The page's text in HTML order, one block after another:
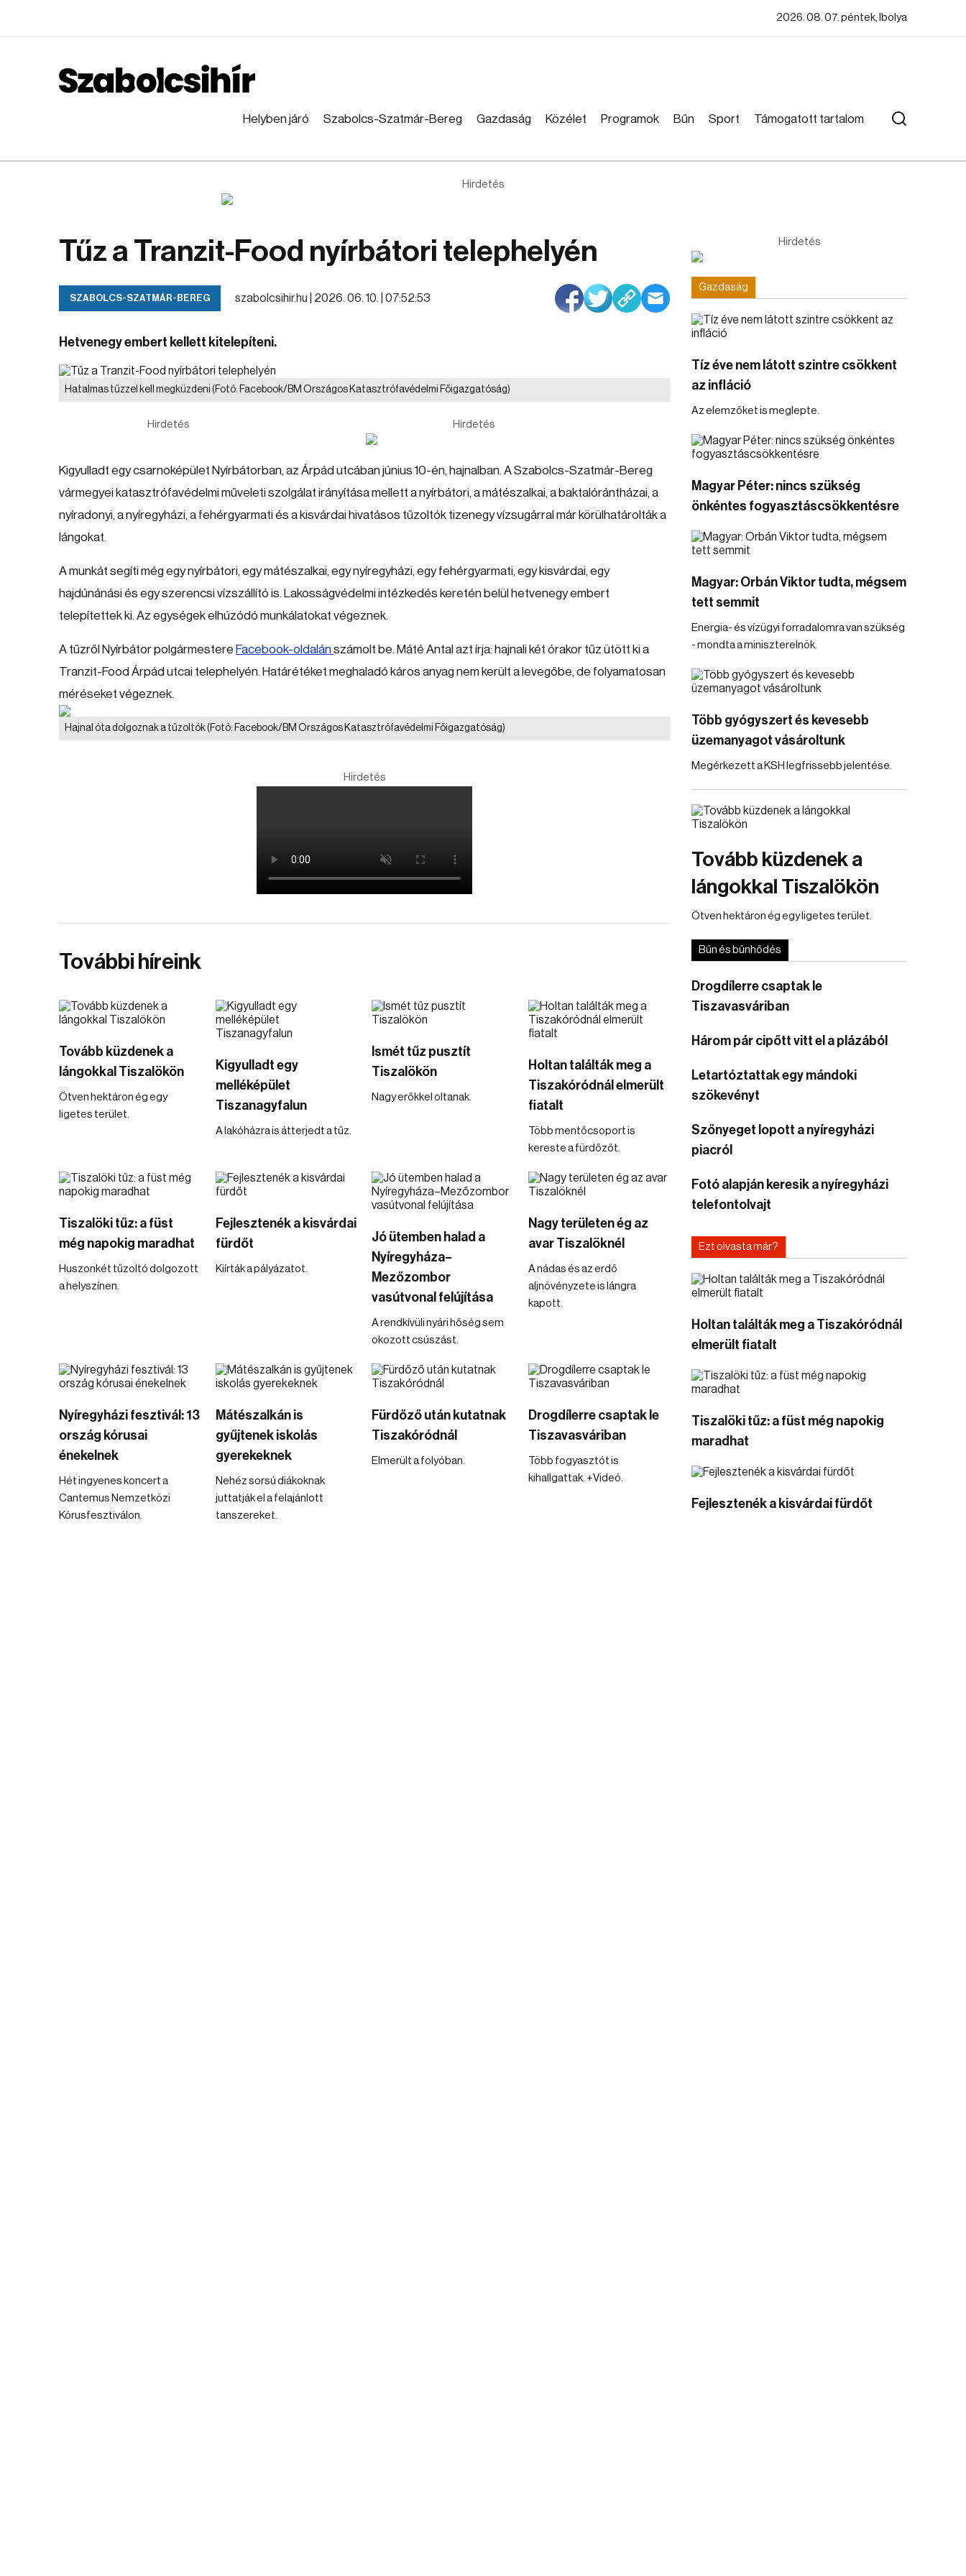
2026. 08. 07. péntek, Ibolya
Helyben járó Szabolcs-Szatmár-Bereg Gazdaság Közélet Programok Bűn Sport Támogatott tartalom
Hirdetés
Tűz a Tranzit-Food nyírbátori telephelyén
SZABOLCS-SZATMÁR-BEREG szabolcsihir.hu | 2026. 06. 10. | 07:52:53
Hetvenegy embert kellett kitelepíteni.
Hatalmas tűzzel kell megküzdeni (Fotó: Facebook/BM Országos Katasztrófavédelmi Főigazgatóság)
Hirdetés Hirdetés
Kigyulladt egy csarnoképület Nyírbátorban, az Árpád utcában június 10-én, hajnalban. A Szabolcs-Szatmár-Bereg
vármegyei katasztrófavédelmi műveleti szolgálat irányítása mellett a nyírbátori, a mátészalkai, a baktalórántházai, a
nyíradonyi, a nyíregyházi, a fehérgyarmati és a kisvárdai hivatásos tűzoltók tizenegy vízsugárral már körülhatárolták a
lángokat.
A munkát segíti még egy nyírbátori, egy mátészalkai, egy nyíregyházi, egy fehérgyarmati, egy kisvárdai, egy
hajdúnánási és egy szerencsi vízszállító is. Lakosságvédelmi intézkedés keretén belül hetvenegy embert
telepítettek ki. Az egységek elhúzódó munkálatokat végeznek.
A tűzről Nyírbátor polgármestere Facebook-oldalánszámolt be. Máté Antal azt írja: hajnali két órakor tűz ütött ki a
Tranzit-Food Árpád utcai telephelyén. Határétéket meghaladó káros anyag nem került a levegőbe, de folyamatosan
méréseket végeznek.
Hajnal óta dolgoznak a tűzoltók(Fotó: Facebook/BM Országos Katasztrófavédelmi Főigazgatóság)
Hirdetés
További híreink
Tovább küzdenek a
lángokkal Tiszalökön
Ötven hektáron ég egy
ligetes terület.
Kigyulladt egy
melléképület
Tiszanagyfalun
A lakóházra is átterjedt a tűz.
Ismét tűz pusztít
Tiszalökön
Nagy erőkkel oltanak.
Holtan találták meg a
Tiszakóródnál elmerült
fiatalt
Több mentőcsoport is
kereste a fürdőzőt.
Tiszalöki tűz: a füst
még napokig maradhat
Huszonkét tűzoltó dolgozott
a helyszínen.
Fejlesztenék a kisvárdai
fürdőt
Kiírták a pályázatot.
Jó ütemben halad a
Nyíregyháza–
Mezőzombor
vasútvonal felújítása
A rendkívüli nyári hőség sem
okozott csúszást.
Nagy területen ég az
avar Tiszalöknél
A nádas és az erdő
aljnövényzete is lángra
kapott.
Nyíregyházi fesztivál: 13
ország kórusai
énekelnek
Hét ingyenes koncert a
Cantemus Nemzetközi
Kórusfesztiválon.
Mátészalkán is
gyűjtenek iskolás
gyerekeknek
Nehéz sorsú diákoknak
juttatják el a felajánlott
tanszereket.
Fürdőző után kutatnak
Tiszakóródnál
Elmerült a folyóban.
Drogdílerre csaptak le
Tiszavasváriban
Több fogyasztót is
kihallgattak. +Videó.
Hirdetés
Gazdaság
Tíz éve nem látott szintre csökkent
az infláció
Az elemzőket is meglepte.
Magyar Péter: nincs szükség
önkéntes fogyasztáscsökkentésre
Magyar: Orbán Viktor tudta, mégsem
tett semmit
Energia- és vízügyi forradalomra van szükség
- mondta a miniszterelnök.
Több gyógyszert és kevesebb
üzemanyagot vásároltunk
Megérkezett a KSH legfrissebb jelentése.
Tovább küzdenek a
lángokkal Tiszalökön
Ötven hektáron ég egy ligetes terület.
Bűn és bűnhődés
Drogdílerre csaptak le
Tiszavasváriban
Három pár cipőtt vitt el a plázából
Letartóztattak egy mándoki
szökevényt
Szőnyeget lopott a nyíregyházi
piacról
Fotó alapján keresik a nyíregyházi
telefontolvajt
Ezt olvasta már?
Holtan találták meg a Tiszakóródnál
elmerült fiatalt
Tiszalöki tűz: a füst még napokig
maradhat
Fejlesztenék a kisvárdai fürdőt